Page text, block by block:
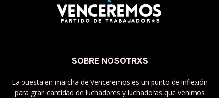
SOBRE NOSOTRXS
La puesta en marcha de Venceremos es un punto de inflexión
para gran cantidad de luchadores y luchadoras que venimos